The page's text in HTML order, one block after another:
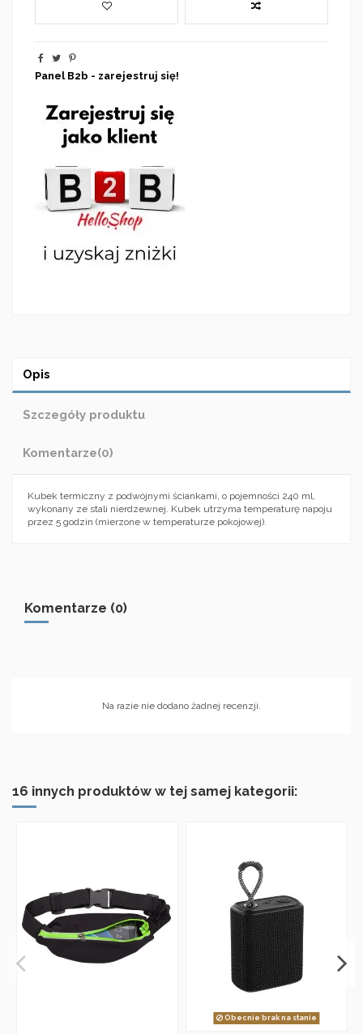
Panel B2b - zarejestruj się!
Opis
Szczegóły produktu
Komentarze(0)
Kubek termiczny z podwójnymi ściankami, o pojemności 240 ml,
wykonany ze stali nierdzewnej. Kubek utrzyma temperaturę napoju
przez 5 godzin (mierzone w temperaturze pokojowej).
Komentarze (0)
Na razie nie dodano żadnej recenzji.
16 innych produktów w tej samej kategorii:
Obecnie brak na stanie